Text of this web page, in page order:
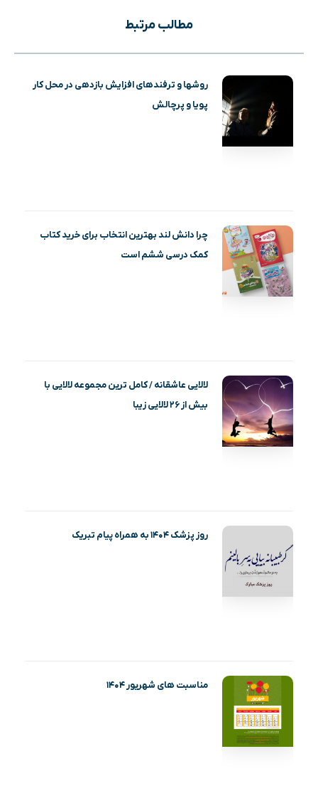
مطالب مرتبط
روشها و ترفندهای افزایش بازدهی در محل کار
پویا و پرچالش
چرا دانش لند بهترین انتخاب برای خرید کتاب
کمک درسی ششم است
لالایی عاشقانه / کامل ترین مجموعه لالایی با
بیش از ۲۶ لالایی زیبا
روز پزشک ۱۴۰۴ به همراه پیام تبریک
مناسبت های شهریور ۱۴۰۴